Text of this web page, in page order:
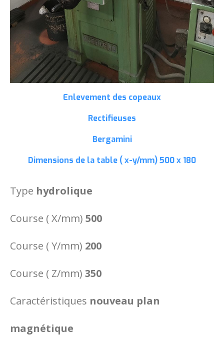
Enlevement des copeaux
Rectifieuses
Bergamini
Dimensions de la table ( x-y/mm)500 x 180
Type hydrolique
Course ( X/mm) 500
Course ( Y/mm) 200
Course ( Z/mm) 350
Caractéristiques nouveau plan
magnétique